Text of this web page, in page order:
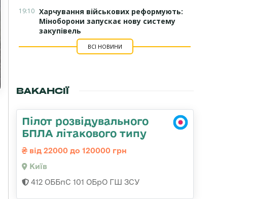
19:10 Харчування військових реформують:
Міноборони запускає нову систему
закупівель
ВСІ НОВИНИ
ВАКАНСІЇ
Пілот розвідувального
БПЛА літакового типу
від 22000 до 120000 грн
Київ
412 ОББпС 101 ОБрО ГШ ЗСУ